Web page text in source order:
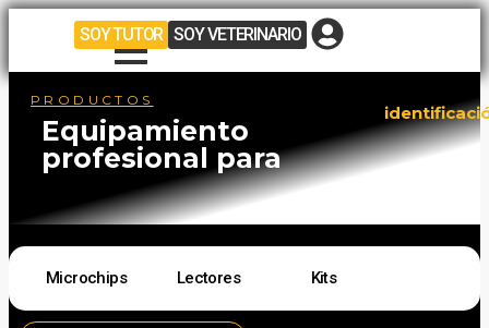
SOY TUTOR SOY VETERINARIO
PRODUCTOS
Equipamiento
profesional para
Microchips Lectores Kits